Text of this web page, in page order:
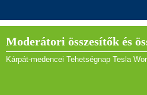
Moderátori összesítők és
Kárpát-medencei Tehetségnap Tesla